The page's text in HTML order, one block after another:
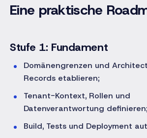
Eine praktische
Stufe 1: Fundament
Domänengrenzen und
Records etablieren;
Tenant-Kontext, Rollen und
Datenverantwortung definieren;
Build, Tests und Deployment